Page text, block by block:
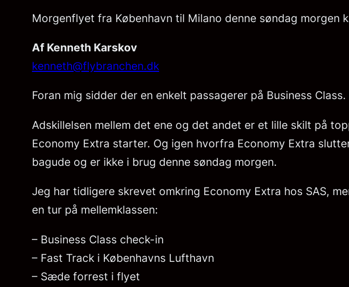
Morgenflyet fra København til Milano denne søndag morgen
Af Kenneth Karskov
kenneth@flybranchen.dk
Foran mig sidder der en enkelt passagerer på Business
Adskillelsen mellem det ene og det andet er et lille skilt på
Economy Extra starter. Og igen hvorfra Economy Extra
bagude og er ikke i brug denne søndag morgen.
Jeg har tidligere skrevet omkring Economy Extra hos SAS,
en tur på mellemklassen:
– Business Class check-in
– Fast Track i Københavns Lufthavn
– Sæde forrest i flyet